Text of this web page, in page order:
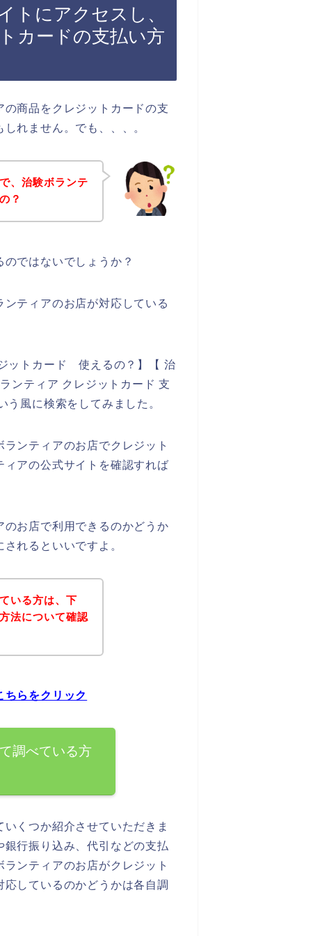
トにアクセスし、
カードの支払い方
商品をクレジットカードの支
れません。でも、、、。
、治験ボランテ
？
ではないでしょうか？
ティアのお店が対応している
ットカード 使えるの？】【 治
ンティア クレジットカード 支
風に検索をしてみました。
ンティアのお店でクレジット
アの公式サイトを確認すれば
お店で利用できるのかどうか
れるといいですよ。
いる方は、下
法について確認
らをクリック
調べている方
くつか紹介させていただきま
行振り込み、代引などの支払
ンティアのお店がクレジット
しているのかどうかは各自調